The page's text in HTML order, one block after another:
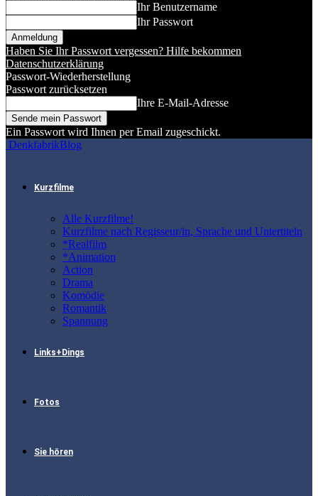
Ihr Benutzername
Ihr Passwort
Haben Sie Ihr Passwort vergessen? Hilfe bekommen
Datenschutzerklärung
Passwort-Wiederherstellung
Passwort zurücksetzen
Ihre E-Mail-Adresse
Ein Passwort wird Ihnen per Email zugeschickt.
DenkfabrikBlog
Kurzfilme
Alle Kurzfilme!
Kurzfilme nach Regisseur/in, Sprache und Untertiteln
*Realfilm
*Animation
Action
Drama
Komödie
Romantik
Spannung
Links+Dings
Fotos
Sie hören